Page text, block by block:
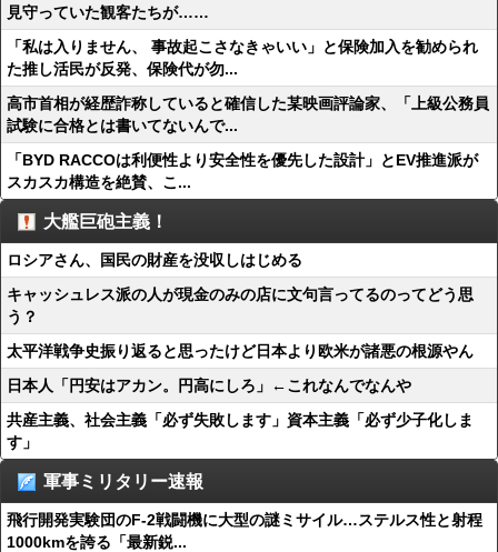
見守っていた観客たちが……
「私は入りません、 事故起こさなきゃいい」と保険加入を勧められ
た推し活民が反発、保険代が勿...
高市首相が経歴詐称していると確信した某映画評論家、「上級公務員
試験に合格とは書いてないんで...
「BYD RACCOは利便性より安全性を優先した設計」とEV推進派が
スカスカ構造を絶賛、こ...
大艦巨砲主義！
ロシアさん、国民の財産を没収しはじめる
キャッシュレス派の人が現金のみの店に文句言ってるのってどう思
う？
太平洋戦争史振り返ると思ったけど日本より欧米が諸悪の根源やん
日本人「円安はアカン。円高にしろ」←これなんでなんや
共産主義、社会主義「必ず失敗します」資本主義「必ず少子化しま
す」
軍事ミリタリー速報
飛行開発実験団のF-2戦闘機に大型の謎ミサイル…ステルス性と射程
1000kmを誇る「最新鋭...